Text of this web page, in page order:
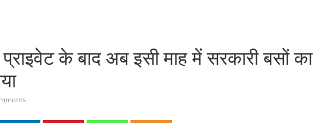
के बाद अब इसी माह में सरकारी बसों का